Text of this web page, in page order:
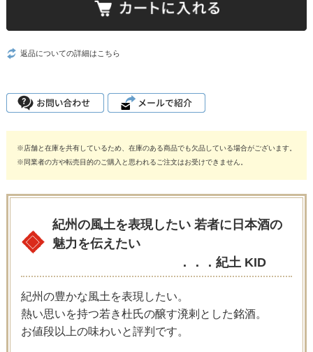
返品についての詳細はこちら
※店舗と在庫を共有しているため、在庫のある商品でも欠品している場合がございます。
※同業者の方や転売目的のご購入と思われるご注文はお受けできません。
紀州の風土を表現したい 若者に日本酒の
魅力を伝えたい
．．．紀土 KID
紀州の豊かな風土を表現したい。
熱い思いを持つ若き杜氏の醸す溌剌とした銘酒。
お値段以上の味わいと評判です。